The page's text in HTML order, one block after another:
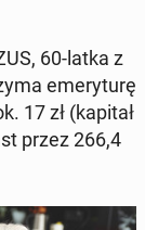
60-latka z
eme­ry­tu­rę
17 zł (kapitał
przez 266,4